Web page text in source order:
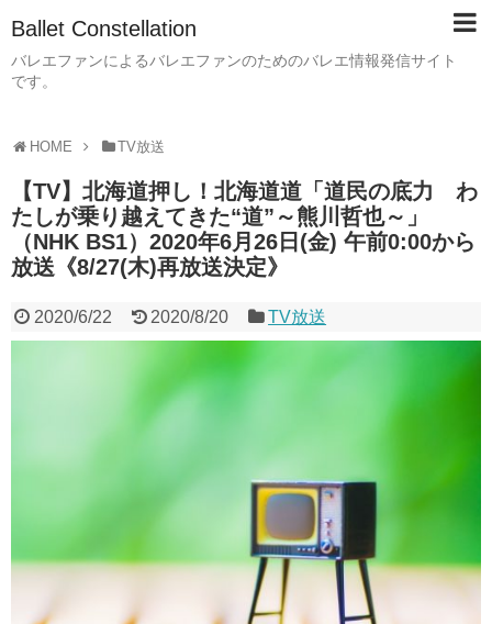
Ballet Constellation
バレエファンによるバレエファンのためのバレエ情報発信サイト
です。
HOME TV放送
【TV】北海道押し！北海道道「道民の底力 わ
たしが乗り越えてきた“道”～熊川哲也～」
（NHK BS1）2020年6月26日(金) 午前0:00から
放送《8/27(木)再放送決定》
2020/6/22 2020/8/20 TV放送